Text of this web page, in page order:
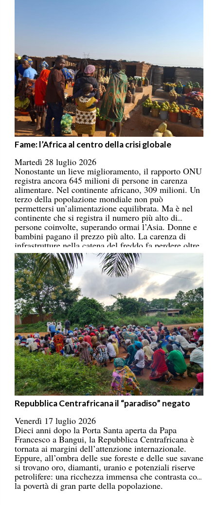
Fame: l’Africa al centro della crisi globale
Martedì 28 luglio 2026
Nonostante un lieve miglioramento, il rapporto ONU
registra ancora 645 milioni di persone in carenza
alimentare. Nel continente africano, 309 milioni. Un
terzo della popolazione mondiale non può
permettersi un’alimentazione equilibrata. Ma è nel
continente che si registra il numero più alto di
persone coinvolte, superando ormai l’Asia. Donne e
bambini pagano il prezzo più alto. La carenza di
infrastrutture nella catena del freddo fa perdere oltre
un terzo della produzione di frutta, verdura, pesce e
latticini.
Repubblica Centrafricana il “paradiso” negato
Venerdì 17 luglio 2026
Dieci anni dopo la Porta Santa aperta da Papa
Francesco a Bangui, la Repubblica Centrafricana è
tornata ai margini dell’attenzione internazionale.
Eppure, all’ombra delle sue foreste e delle sue savane
si trovano oro, diamanti, uranio e potenziali riserve
petrolifere: una ricchezza immensa che contrasta con
la povertà di gran parte della popolazione.